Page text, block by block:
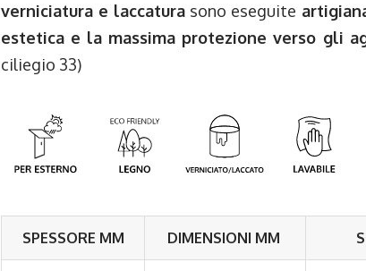
verniciatura e laccatura sono eseguite
estetica e la massima protezione verso gli
ciliegio 33)
SPESSORE MM DIMENSIONI MM